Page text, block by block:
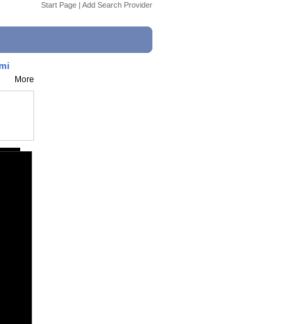
Start Page | Add Search Provider
More